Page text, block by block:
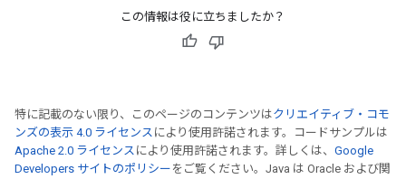
この情報は役に立ちましたか？
特に記載のない限り、このページのコンテンツはクリエイティブ・コモ
ンズの表示 4.0 ライセンス により使用許諾されます。コードサンプルは
Apache 2.0 ライセンス により使用許諾されます。詳しくは、 Google
Developers サイトのポリシー をご覧ください。Java は Oracle および関